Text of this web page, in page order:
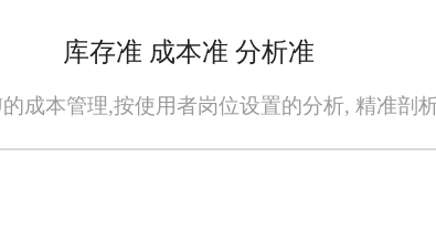
力。旺店通电商进销存软件定期
库存准 成本准 分析准
成本管理,按使用者岗位设置的分析, 精准剖